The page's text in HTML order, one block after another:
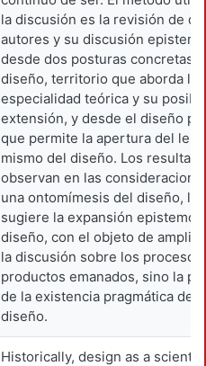
la discusión es la revisión de
autores y su discusión
desde dos posturas concretas:
diseño, territorio que aborda la
especialidad teórica y su
extensión, y desde el diseño
que permite la apertura del
mismo del diseño. Los
observan en las
una ontomímesis del diseño, la
sugiere la expansión
diseño, con el objeto de
la discusión sobre los procesos
productos emanados, sino la
de la existencia pragmática del
diseño.
Historically, design as a